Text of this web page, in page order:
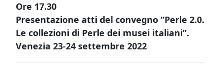
Ore 17.30
Presentazione atti del convegno “Perle 2.0.
Le collezioni di Perle dei musei italiani”.
Venezia 23-24 settembre 2022